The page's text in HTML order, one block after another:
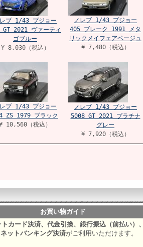
ブ 1/43 プジョー
GT 2021 ヴァーティ
ゴブルー
¥ 8,030（税込）
ノレブ 1/43 プジョー
405 ブレーク 1991 メタ
リックメイフェアベージュ
¥ 7,480（税込）
ブ 1/43 プジョー
ZS 1979 ブラック
10,560（税込）
ノレブ 1/43 プジョー
5008 GT 2021 プラチナ
グレー
¥ 7,920（税込）
お買い物ガイド
トカード決済、代金引換、銀行振込（前払い
ネットバンキング決済がご利用いただけます。